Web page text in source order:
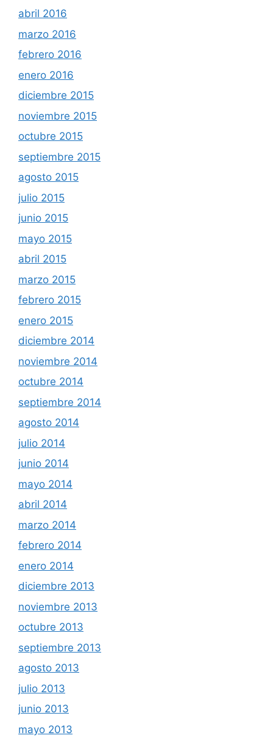
abril 2016
marzo 2016
febrero 2016
enero 2016
diciembre 2015
noviembre 2015
octubre 2015
septiembre 2015
agosto 2015
julio 2015
junio 2015
mayo 2015
abril 2015
marzo 2015
febrero 2015
enero 2015
diciembre 2014
noviembre 2014
octubre 2014
septiembre 2014
agosto 2014
julio 2014
junio 2014
mayo 2014
abril 2014
marzo 2014
febrero 2014
enero 2014
diciembre 2013
noviembre 2013
octubre 2013
septiembre 2013
agosto 2013
julio 2013
junio 2013
mayo 2013